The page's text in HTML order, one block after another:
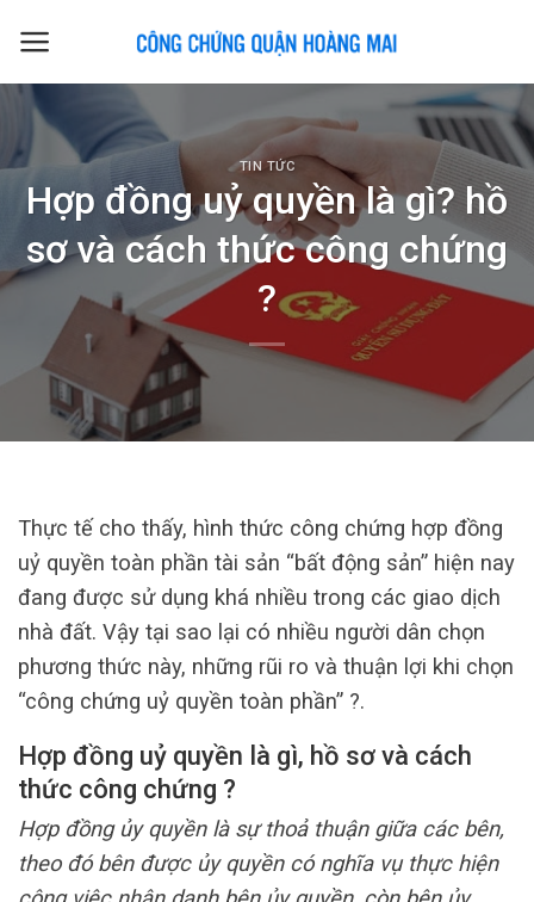
TIN TỨC
Hợp đồng uỷ quyền là gì? hồ
sơ và cách thức công chứng
?
Thực tế cho thấy, hình thức công chứng hợp đồng
uỷ quyền toàn phần tài sản “bất động sản” hiện nay
đang được sử dụng khá nhiều trong các giao dịch
nhà đất. Vậy tại sao lại có nhiều người dân chọn
phương thức này, những rũi ro và thuận lợi khi chọn
“công chứng uỷ quyền toàn phần” ?.
Hợp đồng uỷ quyền là gì, hồ sơ và cách
thức công chứng ?
Hợp đồng ủy quyền là sự thoả thuận giữa các bên,
theo đó bên được ủy quyền có nghĩa vụ thực hiện